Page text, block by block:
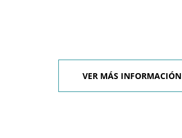
VER MÁS INFORMACIÓN